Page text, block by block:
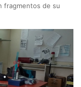
fragmentos de su